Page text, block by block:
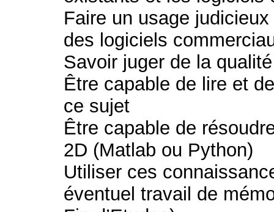
Faire un usage
des logiciels
Savoir juger de la
Être capable de lire et
ce sujet
Être capable de
2D (Matlab ou Python)
Utiliser ces
éventuel travail de